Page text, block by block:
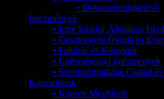
• Dokumentumkereső
Intézmények
• Imre Sándor Általános
• Gesztenyefa Óvoda és
• Faluház és Könyvtár
• Egészségügyi intézmények
• Szentmártonkátai Család
Kapcsolatok
• Körzeti Megbízott